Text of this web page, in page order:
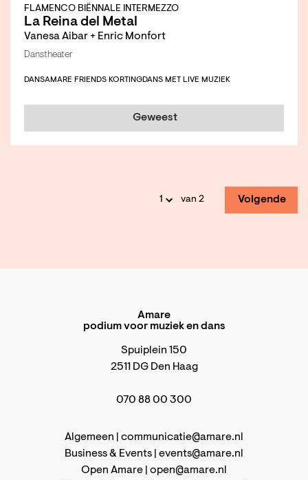
La Reina del Metal
Vanesa Aibar + Enric Monfort
FLAMENCO BIËNNALE INTERMEZZO
Danstheater
DANSAMARE FRIENDS KORTINGDANS MET LIVE MUZIEK
Geweest
van 2 Volgende
Amare
podium voor muziek en dans
Spuiplein 150
2511 DG Den Haag
070 88 00 300
Algemeen | communicatie@amare.nl
Business & Events | events@amare.nl
Open Amare | open@amare.nl